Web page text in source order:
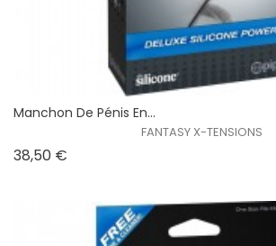
Manchon De Pénis En...
FANTASY X-TENSIONS
38,50 €